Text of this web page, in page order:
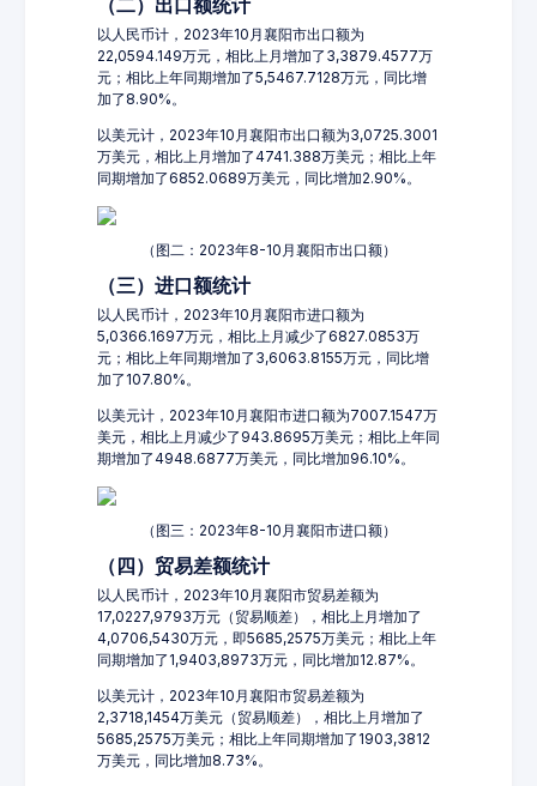
（二）出口额统计
以人民币计，2023年10月襄阳市出口额为
22,0594.149万元，相比上月增加了3,3879.4577万
元；相比上年同期增加了5,5467.7128万元，同比增
加了8.90%。
以美元计，2023年10月襄阳市出口额为3,0725.3001
万美元，相比上月增加了4741.388万美元；相比上年
同期增加了6852.0689万美元，同比增加2.90%。
（图二：2023年8-10月襄阳市出口额）
（三）进口额统计
以人民币计，2023年10月襄阳市进口额为
5,0366.1697万元，相比上月减少了6827.0853万
元；相比上年同期增加了3,6063.8155万元，同比增
加了107.80%。
以美元计，2023年10月襄阳市进口额为7007.1547万
美元，相比上月减少了943.8695万美元；相比上年同
期增加了4948.6877万美元，同比增加96.10%。
（图三：2023年8-10月襄阳市进口额）
（四）贸易差额统计
以人民币计，2023年10月襄阳市贸易差额为
17,0227,9793万元（贸易顺差），相比上月增加了
4,0706,5430万元，即5685,2575万美元；相比上年
同期增加了1,9403,8973万元，同比增加12.87%。
以美元计，2023年10月襄阳市贸易差额为
2,3718,1454万美元（贸易顺差），相比上月增加了
5685,2575万美元；相比上年同期增加了1903,3812
万美元，同比增加8.73%。